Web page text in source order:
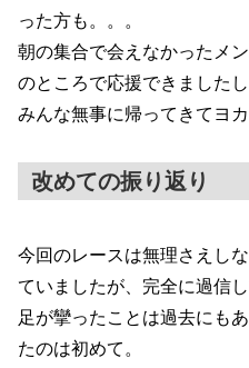
った方も。。。
朝の集合で会えなかったメ
のところで応援できましたし
みんな無事に帰ってきてヨ
改めての振り返り
今回のレースは無理さえし
ていましたが、完全に過信し
足が攣ったことは過去にも
たのは初めて。